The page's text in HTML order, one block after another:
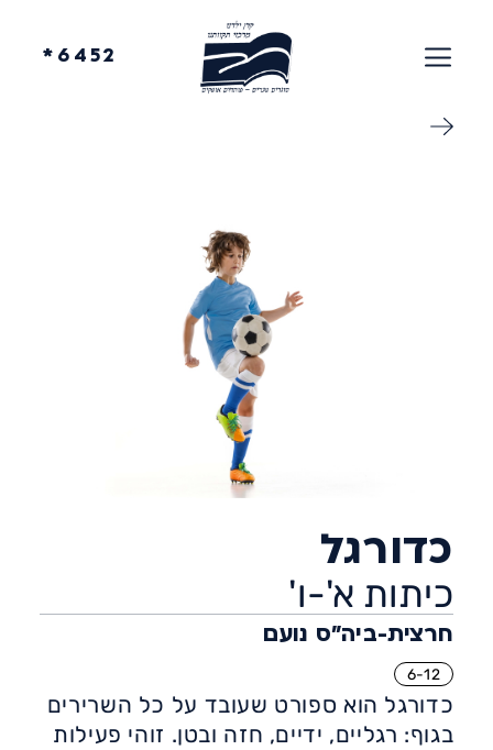
6452*
כדורגל
כיתות א'-ו'
חרצית-ביה״ס נועם
6-12
כדורגל הוא ספורט שעובד על כל השרירים
בגוף: רגליים, ידיים, חזה ובטן. זוהי פעילות